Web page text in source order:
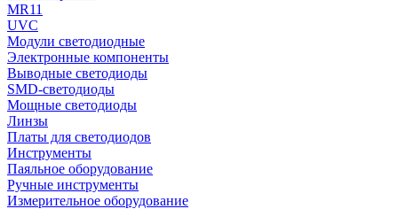
MR11
UVC
Модули светодиодные
Электронные компоненты
Выводные светодиоды
SMD-светодиоды
Мощные светодиоды
Линзы
Платы для светодиодов
Инструменты
Паяльное оборудование
Ручные инструменты
Измерительное оборудование